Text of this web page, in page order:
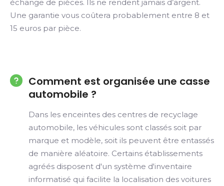
échange de pièces. Ils ne rendent jamais d’argent.
Une garantie vous coûtera probablement entre 8 et
15 euros par pièce.
Comment est organisée une casse
automobile ?
Dans les enceintes des centres de recyclage
automobile, les véhicules sont classés soit par
marque et modèle, soit ils peuvent être entassés
de manière aléatoire. Certains établissements
agréés disposent d'un système d'inventaire
informatisé qui facilite la localisation des voitures